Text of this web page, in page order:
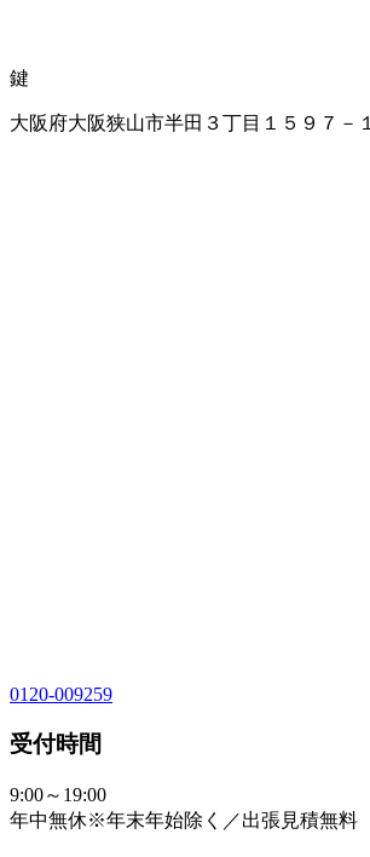
鍵
大阪府大阪狭山市半田３丁目１５９７－１
0120-009259
受付時間
9:00～19:00
年中無休※年末年始除く／出張見積無料